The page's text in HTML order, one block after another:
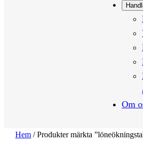
Om
Hem / Produkter märkta